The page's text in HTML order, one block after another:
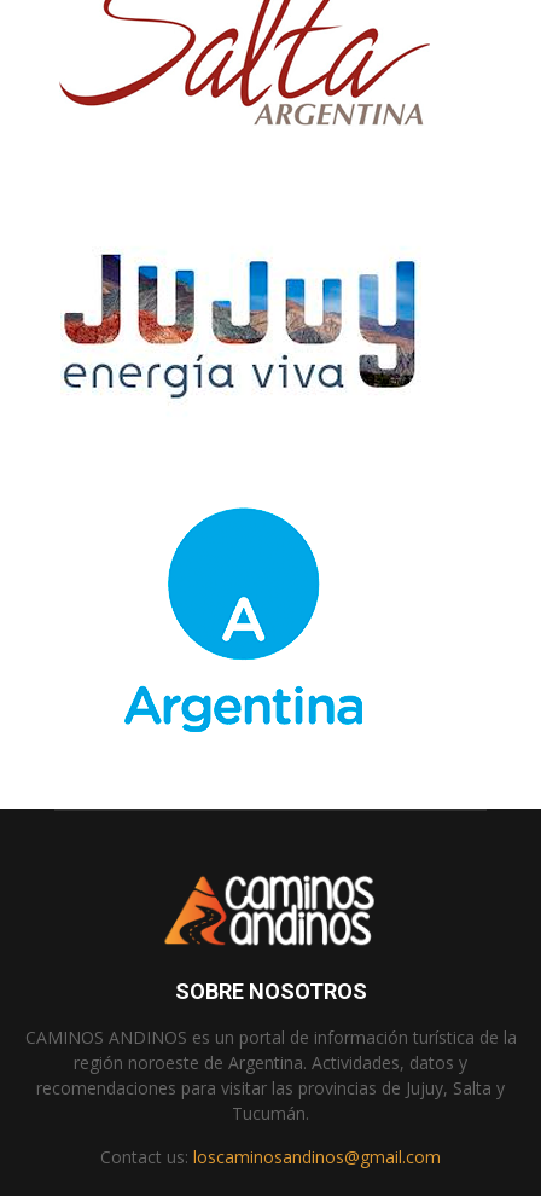
SOBRE NOSOTROS
CAMINOS ANDINOS es un portal de información turística de la
región noroeste de Argentina. Actividades, datos y
recomendaciones para visitar las provincias de Jujuy, Salta y
Tucumán.
Contact us: loscaminosandinos@gmail.com